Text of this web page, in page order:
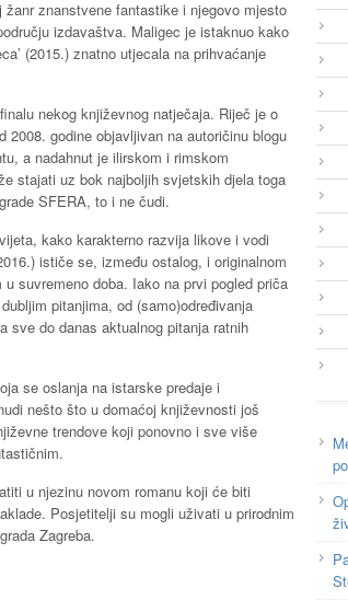
znanstvene fantastike i njegovo mjesto
izdavaštva. Maligec je istaknuo kako
(2015.) znatno utjecala na prihvaćanje
nekog književnog natječaja. Riječ je o
2008. godine objavljivan na autoričinu blogu
a nadahnut je ilirskom i rimskom
stajati uz bok najboljih svjetskih djela toga
SFERA, to i ne čudi.
kako karakterno razvija likove i vodi
ističe se, između ostalog, i originalnom
suvremeno doba. Iako na prvi pogled priča
pitanjima, od (samo)određivanja
sve do danas aktualnog pitanja ratnih
se oslanja na istarske predaje i
nešto što u domaćoj književnosti još
trendove koji ponovno i sve više
u njezinu novom romanu koji će biti
Posjetitelji su mogli uživati u prirodnim
Zagreba.